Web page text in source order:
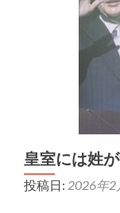
皇室には姓
投稿日: 2026年2